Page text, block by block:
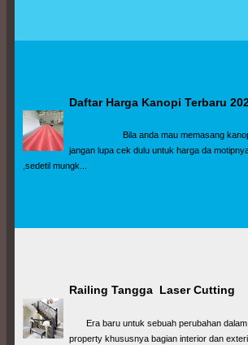
Daftar Harga Kanopi Terbaru
Bila anda mau memasang kanopi
jangan lupa cek dulu untuk harga da
,sedetil mungk...
Railing Tangga  Laser Cutting
Era baru untuk sebuah perubahan dalam
property khususnya bagian interior dan